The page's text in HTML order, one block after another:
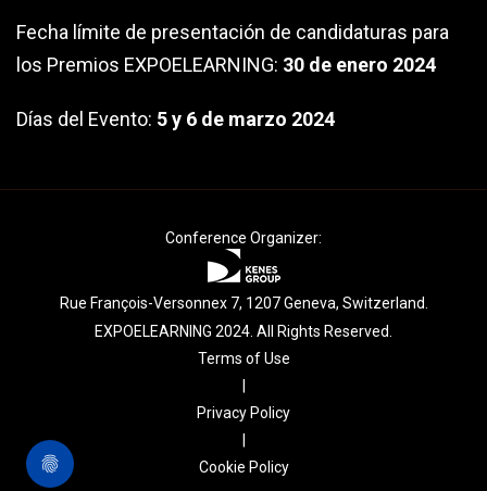
Fecha límite de presentación de candidaturas para
los Premios EXPOELEARNING: 30 de enero 2024
Días del Evento: 5 y 6 de marzo 2024
Conference Organizer:
Rue François-Versonnex 7, 1207 Geneva, Switzerland.
EXPOELEARNING 2024. All Rights Reserved.
Terms of Use
Privacy Policy
Cookie Policy